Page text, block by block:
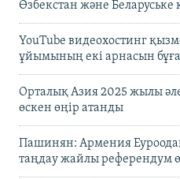
Өзбекстан және Беларуське
YouTube видеохостинг
ұйымының екі арнасын
Орталық Азия 2025 жылы
өскен өңір атанды
Пашинян: Армения
таңдау жайлы референдум